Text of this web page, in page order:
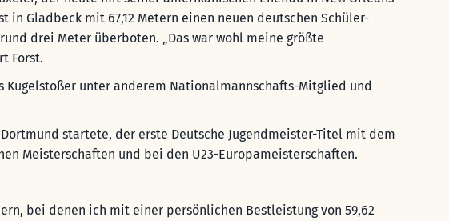
Gladbeck mit 67,12 Metern einen neuen deutschen Schüler-
drei Meter überboten. „Das war wohl meine größte
Forst.
Kugelstoßer unter anderem Nationalmannschafts-Mitglied und
startete, der erste Deutsche Jugendmeister-Titel mit dem
Meisterschaften und bei den U23-Europameisterschaften.
bei denen ich mit einer persönlichen Bestleistung von 59,62